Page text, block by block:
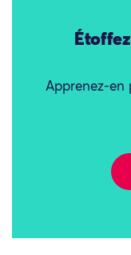
Apprenez-en